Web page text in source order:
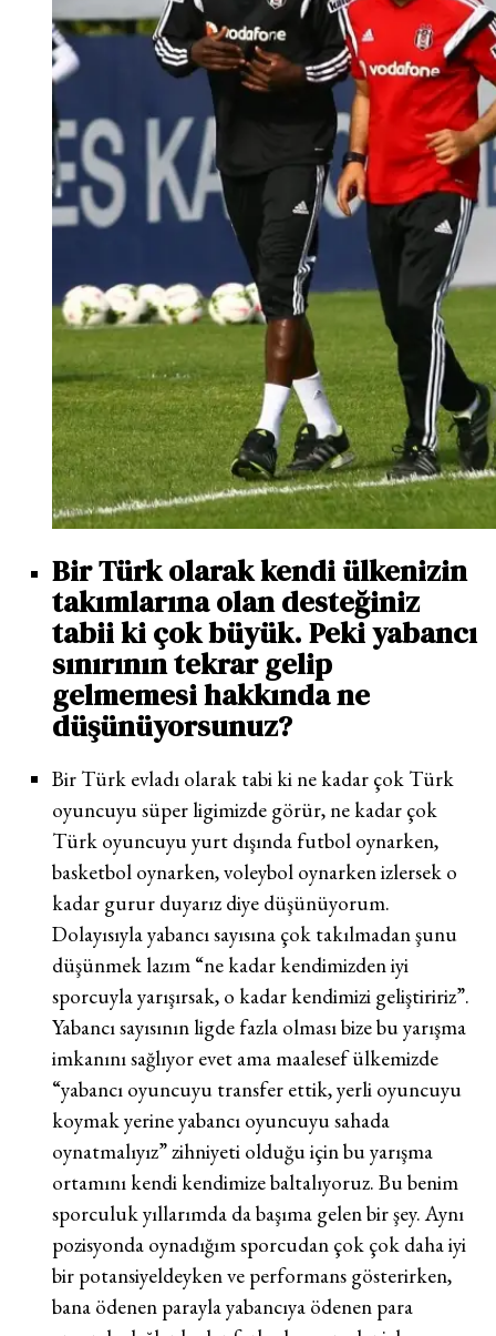
Bir Türk olarak kendi ülkenizin
takımlarına olan desteğiniz
tabii ki çok büyük. Peki yabancı
sınırının tekrar gelip
gelmemesi hakkında ne
düşünüyorsunuz?
Bir Türk evladı olarak tabi ki ne kadar çok Türk
oyuncuyu süper ligimizde görür, ne kadar çok
Türk oyuncuyu yurt dışında futbol oynarken,
basketbol oynarken, voleybol oynarken izlersek o
kadar gurur duyarız diye düşünüyorum.
Dolayısıyla yabancı sayısına çok takılmadan şunu
düşünmek lazım “ne kadar kendimizden iyi
sporcuyla yarışırsak, o kadar kendimizi geliştiririz”.
Yabancı sayısının ligde fazla olması bize bu yarışma
imkanını sağlıyor evet ama maalesef ülkemizde
“yabancı oyuncuyu transfer ettik, yerli oyuncuyu
koymak yerine yabancı oyuncuyu sahada
oynatmalıyız” zihniyeti olduğu için bu yarışma
ortamını kendi kendimize baltalıyoruz. Bu benim
sporculuk yıllarımda da başıma gelen bir şey. Aynı
pozisyonda oynadığım sporcudan çok çok daha iyi
bir potansiyeldeyken ve performans gösterirken,
bana ödenen parayla yabancıya ödenen para